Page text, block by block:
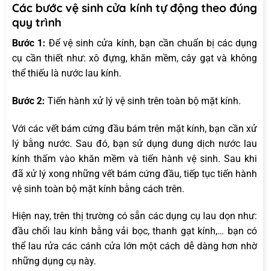
Các bước vệ sinh cửa kính tự động theo đúng
quy trình
Bước 1: Để vệ sinh cửa kính, bạn cần chuẩn bị các dụng
cụ cần thiết như: xô đựng, khăn mềm, cây gạt và không
thể thiếu là nước lau kính.
Bước 2: Tiến hành xử lý vệ sinh trên toàn bộ mặt kính.
Với các vết bám cứng đầu bám trên mặt kính, bạn cần xử
lý bằng nước. Sau đó, bạn sử dụng dung dịch nước lau
kính thấm vào khăn mềm và tiến hành vệ sinh. Sau khi
đã xử lý xong những vết bám cứng đầu, tiếp tục tiến hành
vệ sinh toàn bộ mặt kính bằng cách trên.
Hiện nay, trên thị trường có sẵn các dụng cụ lau dọn như:
đầu chổi lau kính bằng vải bọc, thanh gạt kính,… bạn có
thể lau rửa các cánh cửa lớn một cách dễ dàng hơn nhờ
những dụng cụ này.